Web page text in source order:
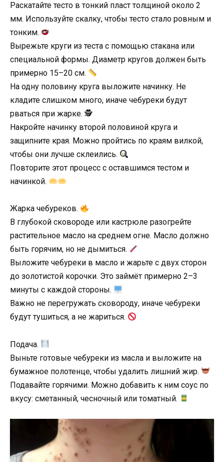
Раскатайте тесто в тонкий пласт толщиной около 2
мм. Используйте скалку, чтобы тесто стало ровным и
тонким.
Вырежьте круги из теста с помощью стакана или
специальной формы. Диаметр кругов должен быть
примерно 15–20 см.
На одну половину круга выложите начинку. Не
кладите слишком много, иначе чебуреки будут
рваться при жарке. 🕵️
Накройте начинку второй половиной круга и
защипните края. Можно пройтись по краям вилкой,
чтобы они лучше склеились.
Повторите этот процесс с оставшимся тестом и
начинкой.
Жарка чебуреков.
В глубокой сковороде или кастрюле разогрейте
растительное масло на среднем огне. Масло должно
быть горячим, но не дымиться.
Выложите чебуреки в масло и жарьте с двух сторон
до золотистой корочки. Это займёт примерно 2–3
минуты с каждой стороны.
Важно не перегружать сковороду, иначе чебуреки
будут тушиться, а не жариться.
Подача.
Выньте готовые чебуреки из масла и выложите на
бумажное полотенце, чтобы удалить лишний жир.
Подавайте горячими. Можно добавить к ним соус по
вкусу: сметанный, чесночный или томатный.